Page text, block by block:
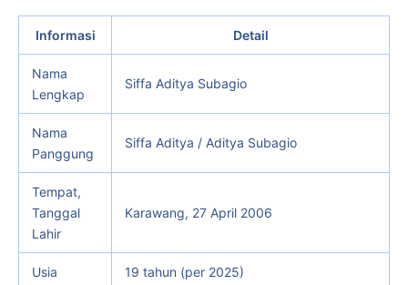
Informasi Detail
Nama
Lengkap
Siffa Aditya Subagio
Nama
Panggung
Siffa Aditya / Aditya Subagio
Tempat,
Tanggal
Lahir
Karawang, 27 April 2006
Usia 19 tahun (per 2025)